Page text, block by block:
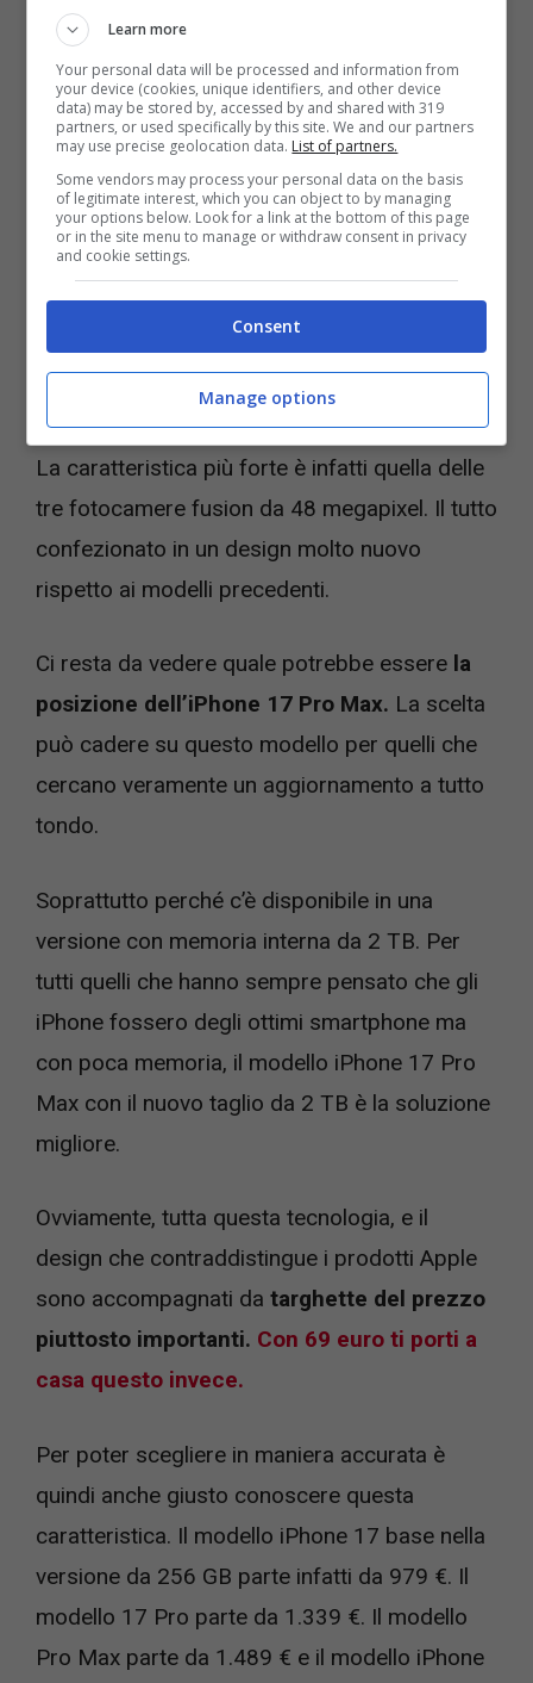
ancora al vecchio iPhone ma per esempio con
un refresh rate a 120 Hertz, potete puntare
tranquillamente sulmodello base iPhone 17.
Tra l’altro la misura dell’iPhone 17 di base è la
stessa di iPhone 16 Pro. La scelta invece di
passare al modello iPhone 17 Pro potrebbe
essere dettata soprattutto dalla volontà di
avere finalmente una fotocamera veramente
La caratteristica più forte è infatti quella delle
tre fotocamere fusion da 48 megapixel. Il tutto
confezionato in un design molto nuovo
rispetto ai modelli precedenti.
Ci resta da vedere quale potrebbe essere la
posizione dell’iPhone 17 Pro Max. La scelta
può cadere su questo modello per quelli che
cercano veramente un aggiornamento a tutto
tondo.
Soprattutto perché c’è disponibile in una
versione con memoria interna da 2 TB. Per
tutti quelli che hanno sempre pensato che gli
iPhone fossero degli ottimi smartphone ma
con poca memoria, il modello iPhone 17 Pro
Max con il nuovo taglio da 2 TB è la soluzione
migliore.
Ovviamente, tutta questa tecnologia, e il
design che contraddistingue i prodotti Apple
sono accompagnati da targhette del prezzo
piuttosto importanti. Con 69 euro ti porti a
casa questo invece.
Per poter scegliere in maniera accurata è
quindi anche giusto conoscere questa
caratteristica. Il modello iPhone 17 base nella
versione da 256 GB parte infatti da 979 €. Il
modello 17 Pro parte da 1.339 €. Il modello
Pro Max parte da 1.489 € e il modello iPhone
Learn more
Your personal data will be processed and information from
your device (cookies, unique identifiers, and other device
data) may be stored by, accessed by and shared with 319
partners, or used specifically by this site. We and our partners
may use precise geolocation data. List of partners.
Some vendors may process your personal data on the basis
of legitimate interest, which you can object to by managing
your options below. Look for a link at the bottom of this page
or in the site menu to manage or withdraw consent in privacy
and cookie settings.
Consent
Manage options